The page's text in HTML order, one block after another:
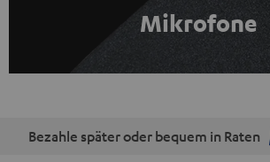
Mikrofone
Bezahle später oder bequem in Raten